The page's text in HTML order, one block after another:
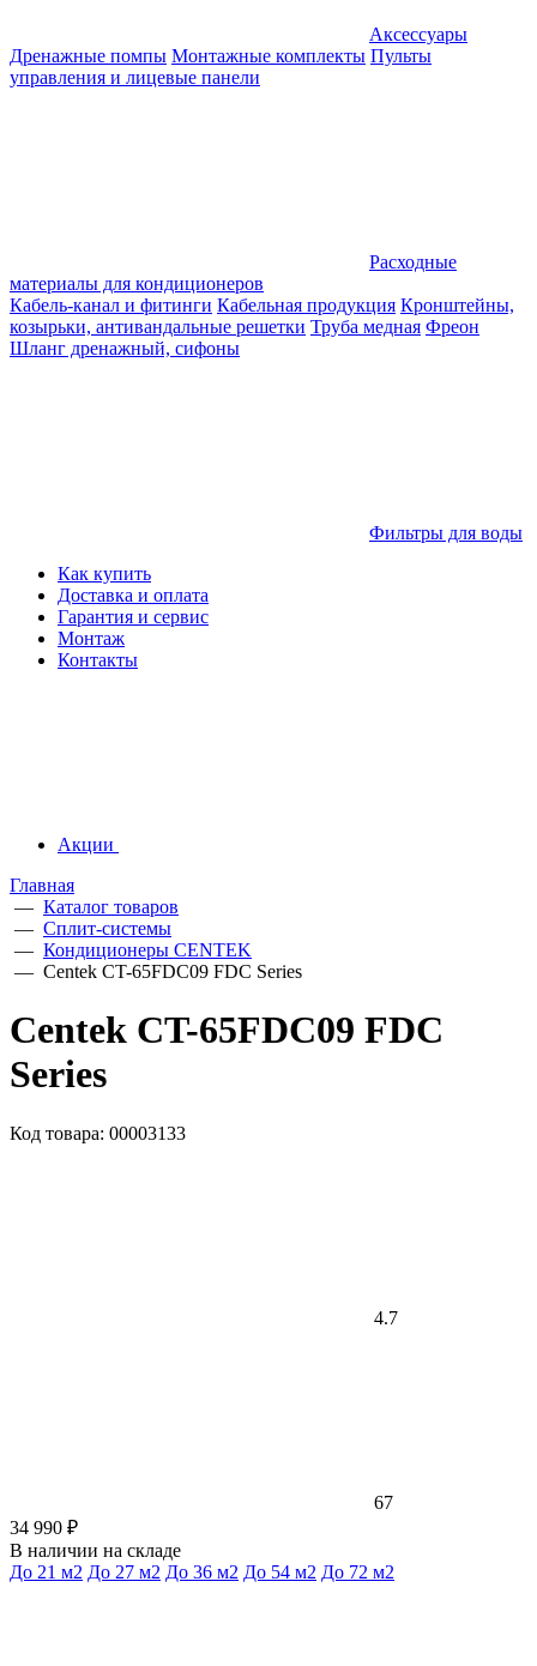
Аксессуары
Дренажные помпы Монтажные комплекты Пульты
управления и лицевые панели
Расходные
материалы для кондиционеров
Кабель-канал и фитинги Кабельная продукция Кронштейны,
козырьки, антивандальные решетки Труба медная Фреон
Шланг дренажный, сифоны
Фильтры для воды
Как купить
Доставка и оплата
Гарантия и сервис
Монтаж
Контакты
Акции
Главная
— Каталог товаров
— Сплит-системы
— Кондиционеры CENTEK
— Centek CT-65FDC09 FDC Series
Centek CT-65FDC09 FDC
Series
Код товара: 00003133
4.7
67
34 990 ₽
В наличии на складе
До 21 м2 До 27 м2 До 36 м2 До 54 м2 До 72 м2